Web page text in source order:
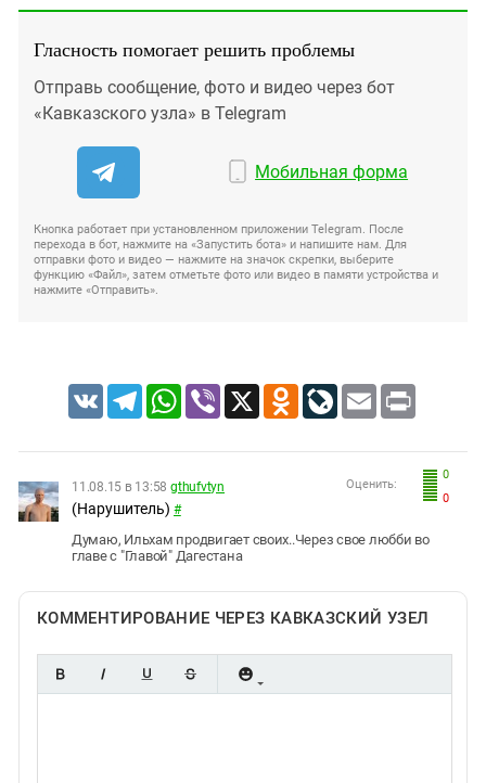
Гласность помогает решить проблемы
Отправь сообщение, фото и видео через бот
«Кавказского узла» в Telegram
Мобильная форма
Кнопка работает при установленном приложении Telegram. После
перехода в бот, нажмите на «Запустить бота» и напишите нам. Для
отправки фото и видео — нажмите на значок скрепки, выберите
функцию «Файл», затем отметьте фото или видео в памяти устройства и
нажмите «Отправить».
VK TelegramWhatsApp
Viber X Odnoklassniki
LiveJournal
Email Print
0
0
Оценить:
11.08.15 в 13:58 gthufvtyn
(Нарушитель) #
Думаю, Ильхам продвигает своих..Через свое любби во
главе с "Главой" Дагестана
КОММЕНТИРОВАНИЕ ЧЕРЕЗ КАВКАЗСКИЙ УЗЕЛ